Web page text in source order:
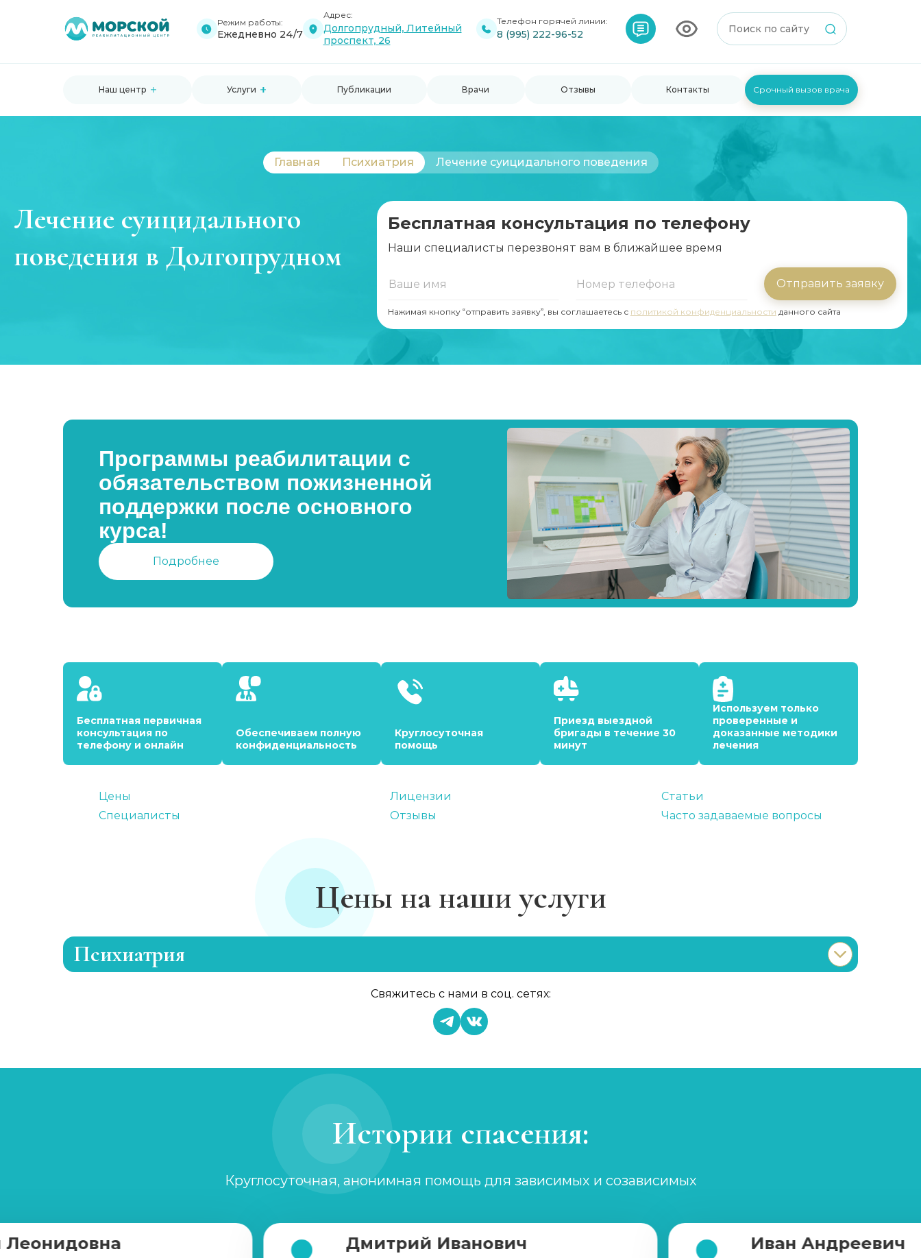
Режим работы:
Ежедневно 24/7
Адрес:
Долгопрудный, Литейный
проспект, 26
Телефон горячей линии:
8 (995) 222-96-52
Наш центр Услуги Публикации Врачи Отзывы Контакты Срочный вызов врача
Главная Психиатрия Лечение суицидального поведения
Лечение суицидального
поведения в Долгопрудном
Бесплатная консультация по телефону
Наши специалисты перезвонят вам в ближайшее время
Отправить заявку
Нажимая кнопку “отправить заявку”, вы соглашаетесь с политикой конфиденциальности данного сайта
Программы реабилитации с
обязательством пожизненной
поддержки после основного
курса!
Подробнее
Бесплатная первичная
консультация по
телефону и онлайн
Обеспечиваем полную
конфиденциальность
Круглосуточная
помощь
Приезд выездной
бригады в течение 30
минут
Используем только
проверенные и
доказанные методики
лечения
Цены
Специалисты
Лицензии
Отзывы
Статьи
Часто задаваемые вопросы
Цены на наши услуги
Психиатрия
Свяжитесь с нами в соц. сетях:
Истории спасения:
Круглосуточная, анонимная помощь для зависимых и созависимых
Дмитрий Иванович Иван Андреевич